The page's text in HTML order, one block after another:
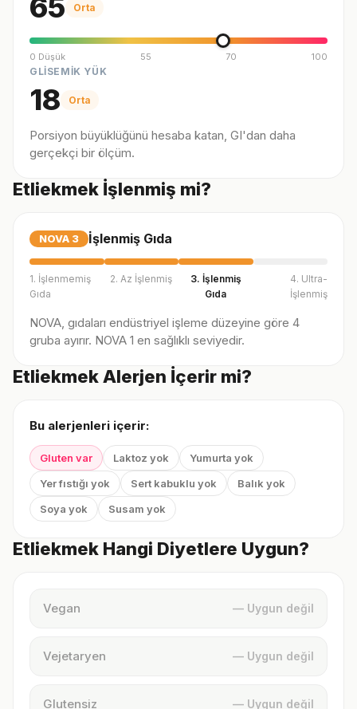
65 Orta
0 Düşük 55 70 100
GLİSEMİK YÜK
18 Orta
Porsiyon büyüklüğünü hesaba katan, GI'dan daha
gerçekçi bir ölçüm.
Etliekmek İşlenmiş mi?
NOVA 3 İşlenmiş Gıda
1. İşlenmemiş
Gıda
2. Az İşlenmiş
3. İşlenmiş
Gıda
4. Ultra-
İşlenmiş
NOVA, gıdaları endüstriyel işleme düzeyine göre 4
gruba ayırır. NOVA 1 en sağlıklı seviyedir.
Etliekmek Alerjen İçerir mi?
Bu alerjenleri içerir:
Gluten var Laktoz yok
Yumurta yok
Yer fıstığı yok
Sert kabuklu yok
Balık yok
Soya yok
Susam yok
Etliekmek Hangi Diyetlere Uygun?
Vegan — Uygun değil
Vejetaryen — Uygun değil
Glutensiz — Uygun değil